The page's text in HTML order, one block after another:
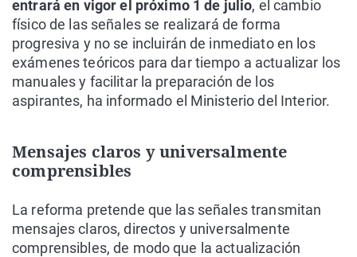
entrará en vigor el próximo 1 de julio, el cambio
físico de las señales se realizará de forma
progresiva y no se incluirán de inmediato en los
exámenes teóricos para dar tiempo a actualizar los
manuales y facilitar la preparación de los
aspirantes, ha informado el Ministerio del Interior.
Mensajes claros y universalmente
comprensibles
La reforma pretende que las señales transmitan
mensajes claros, directos y universalmente
comprensibles, de modo que la actualización